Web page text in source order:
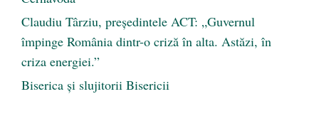
Claudiu Târziu, președintele ACT: „Guvernul
împinge România dintr-o criză în alta. Astăzi, în
criza energiei.”
Biserica și slujitorii Bisericii